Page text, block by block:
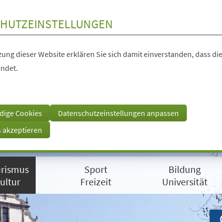
dieser Website erklären Sie sich damit einverstanden, dass
Cookies
Datenschutzeinstellungen anpassen
akzeptieren
Sport
Freizeit
Bildung
Universität